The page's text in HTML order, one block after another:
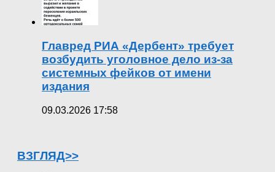
Главред РИА «Дербент» требует
возбудить уголовное дело из-за
системных фейков от имени
издания
09.03.2026 17:58
ВЗГЛЯД>>